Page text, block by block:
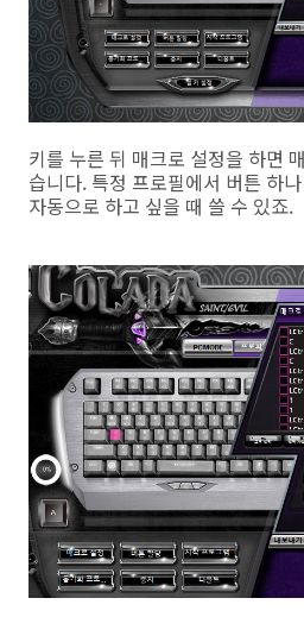
키를 누른 뒤 매크로 설정을 하면
습니다. 특정 프로필에서 버튼 하
자동으로 하고 싶을 때 쓸 수 있죠.